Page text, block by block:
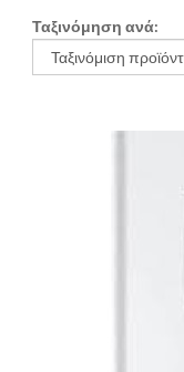
Ταξινόμηση ανά: